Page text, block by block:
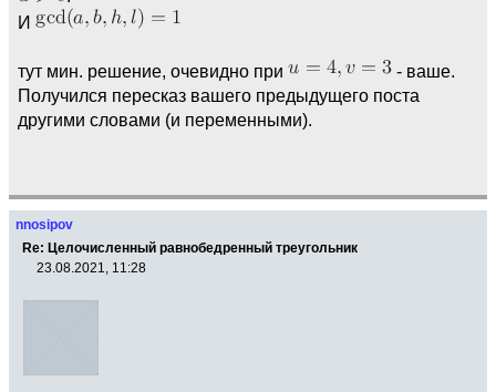
И
тут мин. решение, очевидно при
- ваше.
Получился пересказ вашего предыдущего поста
другими словами (и переменными).
nnosipov
Re: Целочисленный равнобедренный треугольник
23.08.2021, 11:28